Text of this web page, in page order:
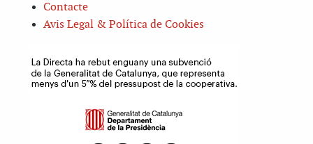
Contacte
Avis Legal & Política de Cookies